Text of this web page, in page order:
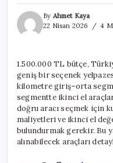
By Ahmet Kaya
22 Nisan 2026
4
1.500.000 TL bütçe,
geniş bir seçenek
kilometre giriş–orta
segmentte ikinci el
doğru aracı seçmek için
maliyetleri ve ikinci el
bulundurmak gerekir. Bu
alınabilecek araçları